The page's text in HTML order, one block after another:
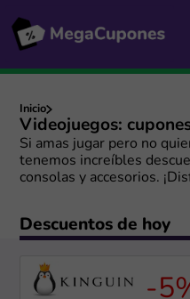
Inicio
Videojuegos:
Si amas jugar pero no
tenemos increíbles
consolas y accesorios.
Descuentos de hoy
-